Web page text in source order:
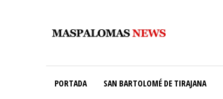
PORTADA SAN BARTOLOMÉ DE TIRAJANA